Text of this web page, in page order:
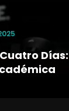
Días: